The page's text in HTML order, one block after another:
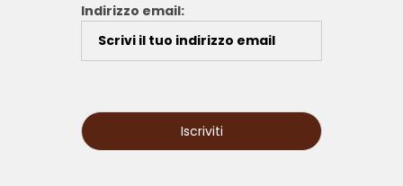
Indirizzo email: